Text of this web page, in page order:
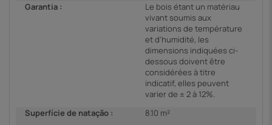
Garantia :
Le bois étant un matériau
vivant soumis aux
variations de température
et d'humidité, les
dimensions indiquées ci-
dessous doivent être
considérées à titre
indicatif, elles peuvent
varier de ± 2 à 12%.
Superfície de natação :
8.10 m²